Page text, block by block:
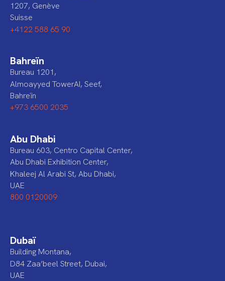
1207, Genève
Suisse
+4122 588 65 90
Bahreïn
Bureau 1201,
Almoayyed TowerAI, Seef,
Bahreïn
+973 6500 2035
Abu Dhabi
Bureau 603, Centro Capital Center,
Abu Dhabi Exhibition Center,
Khaleej Al Arabi St, Abu Dhabi,
UAE
800 0120009
Dubaï
Building Montana,
D84 Zaa’beel Street, Dubai,
UAE